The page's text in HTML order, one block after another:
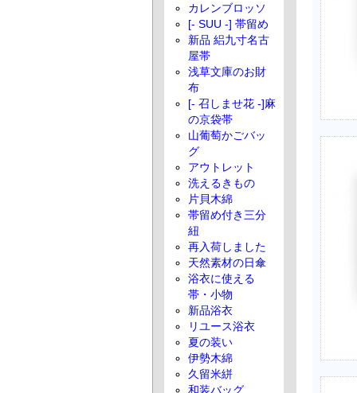
カレンブロッソ
[- SUU -] 帯留め
新品 絽九寸名古
屋帯
浅草文庫のお財
布
[- 召しませ花 -]麻
の京袋帯
山葡萄かごバッ
グ
アウトレット
洗えるきもの
片貝木綿
帯留め付き三分
紐
再入荷しました
天然素材の日傘
浴衣に使える
帯・小物
新品浴衣
リユース浴衣
夏の装い
伊勢木綿
久留米絣
和装バッグ